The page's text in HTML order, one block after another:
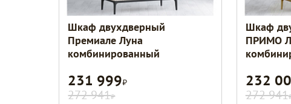
Шкаф двухдверный
Премиале Луна
комбинированный
231 999Р
272 941Р
Шкаф
ПРИМО
232
272 941